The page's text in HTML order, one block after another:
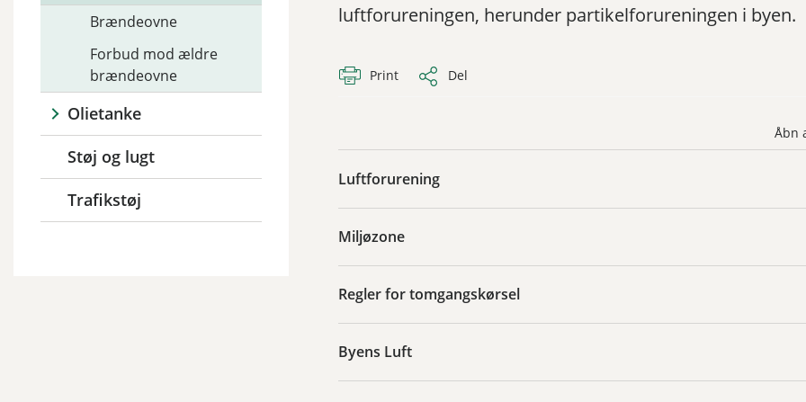
Brændeovne
Forbud mod ældre
brændeovne
Olietanke
Støj og lugt
Trafikstøj
luftforureningen, herunder partikelforureningen i byen.
Print Del
Åbn
Luftforurening
Miljøzone
Regler for tomgangskørsel
Byens Luft